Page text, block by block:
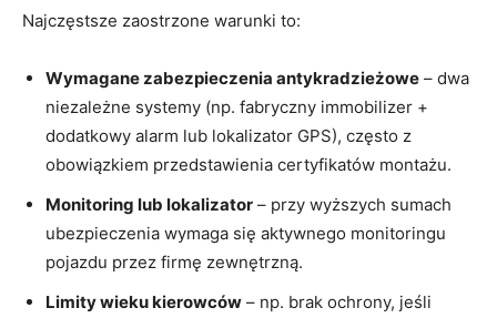
Najczęstsze zaostrzone warunki to:
Wymagane zabezpieczenia antykradzieżowe – dwa
niezależne systemy (np. fabryczny immobilizer +
dodatkowy alarm lub lokalizator GPS), często z
obowiązkiem przedstawienia certyfikatów montażu.
Monitoring lub lokalizator – przy wyższych sumach
ubezpieczenia wymaga się aktywnego monitoringu
pojazdu przez firmę zewnętrzną.
Limity wieku kierowców – np. brak ochrony, jeśli